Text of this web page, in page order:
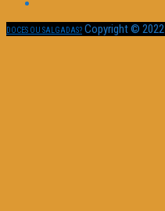
DOCES OU SALGADAS? Copyright © 2022